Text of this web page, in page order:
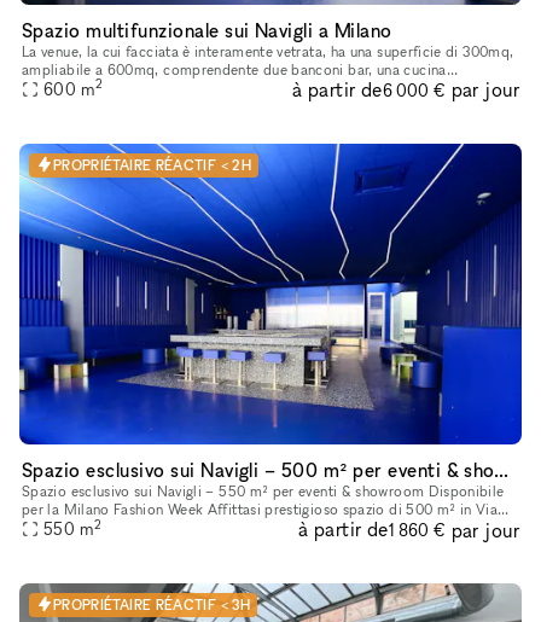
Spazio multifunzionale sui Navigli a Milano
La venue, la cui facciata è interamente vetrata, ha una superficie di 300mq,
ampliabile a 600mq, comprendente due banconi bar, una cucina
professionale completamente attrezzata, un desk reception, gu
600 m2 à partir de6 000 € par jour
PROPRIÉTAIRE RÉACTIF < 2H
Spazio esclusivo sui Navigli – 500 m² per eventi & showroom
Spazio esclusivo sui Navigli – 550 m² per eventi & showroom Disponibile
per la Milano Fashion Week Affittasi prestigioso spazio di 500 m² in Via
Andrea Ponti, zona Navigli. Il locale, completamente r
550 m2 à partir de1 860 € par jour
PROPRIÉTAIRE RÉACTIF < 3H